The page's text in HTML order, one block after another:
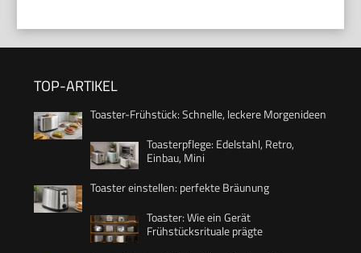
TOP-ARTIKEL
Toaster-Frühstück: Schnelle, leckere Morgenideen
Toasterpflege: Edelstahl, Retro,
Einbau, Mini
Toaster einstellen: perfekte Bräunung
Toaster: Wie ein Gerät
Frühstücksrituale prägte